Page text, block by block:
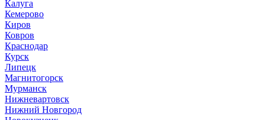
Калуга
Кемерово
Киров
Ковров
Краснодар
Курск
Липецк
Магнитогорск
Мурманск
Нижневартовск
Нижний Новгород